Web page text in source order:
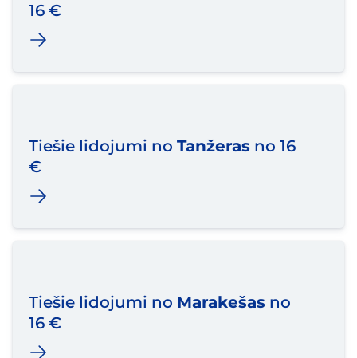
16 €
Tiešie lidojumi no Tanžeras no 16
€
Tiešie lidojumi no Marakešas no
16 €